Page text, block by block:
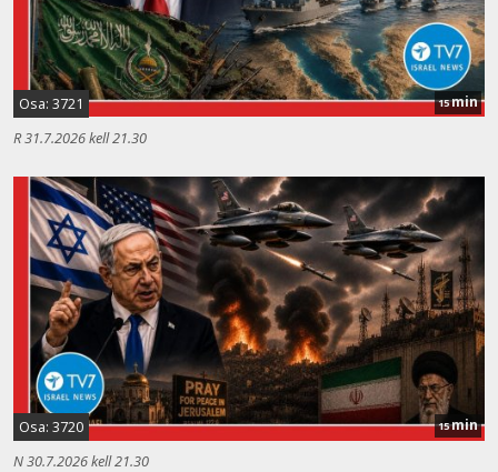
Osa: 3721 15min
R 31.7.2026 kell 21.30
Osa: 3720 15min
N 30.7.2026 kell 21.30